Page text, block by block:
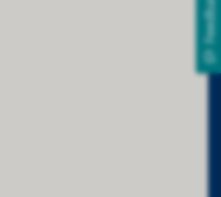
Feedback